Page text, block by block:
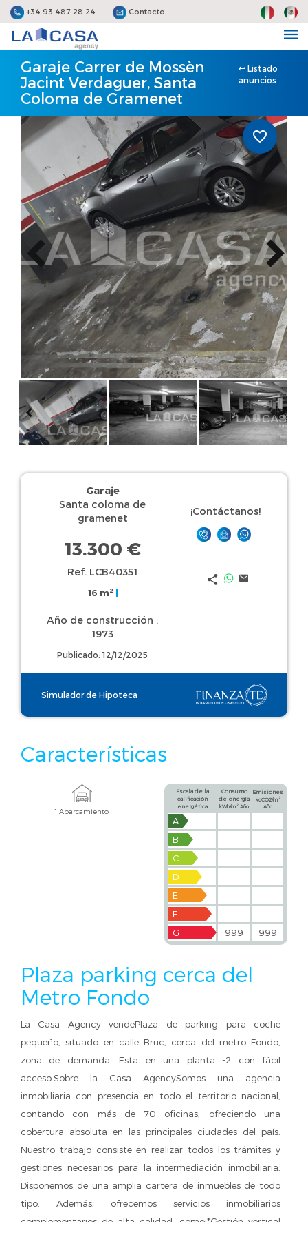
+34 93 487 28 24 Contacto
Garaje Carrer de Mossèn
Jacint Verdaguer, Santa
Coloma de Gramenet
Listado
anuncios
Garaje
Santa coloma de
gramenet
13.300 €
Ref. LCB40351
16 m2
Año de construcción :
1973
Publicado: 12/12/2025
¡Contáctanos!
Simulador de Hipoteca
Características
1 Aparcamiento
Escala de la
calificación
energética
Consumo
de energía
kWh/m2 Año
Emisiones
kgCO2/m 2
Año
A
B
C
D
E
F
G
999 999
Plaza parking cerca del
Metro Fondo
La Casa Agency vendePlaza de parking para coche
pequeño, situado en calle Bruc, cerca del metro Fondo,
zona de demanda. Esta en una planta -2 con fácil
acceso.Sobre la Casa AgencySomos una agencia
inmobiliaria con presencia en todo el territorio nacional,
contando con más de 70 oficinas, ofreciendo una
cobertura absoluta en las principales ciudades del país.
Nuestro trabajo consiste en realizar todos los trámites y
gestiones necesarios para la intermediación inmobiliaria.
Disponemos de una amplia cartera de inmuebles de todo
tipo. Además, ofrecemos servicios inmobiliarios
complementarios de alta calidad, como:*Gestión vertical